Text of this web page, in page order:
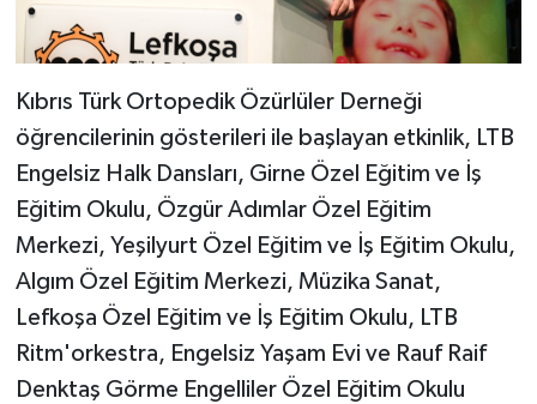
Kıbrıs Türk Ortopedik Özürlüler Derneği
öğrencilerinin gösterileri ile başlayan etkinlik, LTB
Engelsiz Halk Dansları, Girne Özel Eğitim ve İş
Eğitim Okulu, Özgür Adımlar Özel Eğitim
Merkezi, Yeşilyurt Özel Eğitim ve İş Eğitim Okulu,
Algım Özel Eğitim Merkezi, Müzika Sanat,
Lefkoşa Özel Eğitim ve İş Eğitim Okulu, LTB
Ritm'orkestra, Engelsiz Yaşam Evi ve Rauf Raif
Denktaş Görme Engelliler Özel Eğitim Okulu